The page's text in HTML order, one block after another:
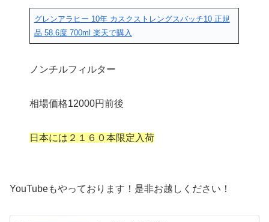
グレンアラヒー 10年 カスクストレングスバッチ10 正規
品 58.6度 700ml 楽天で購入
ノンチルフィルター
相場価格12000円前後
日本には２１６０本限定入荷
YouTubeもやっております！是非お越しください！